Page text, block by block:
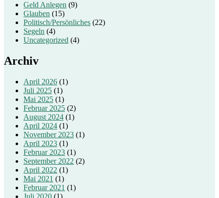
Geld Anlegen (9)
Glauben (15)
Politisch/Persönliches (22)
Segeln (4)
Uncategorized (4)
Archiv
April 2026 (1)
Juli 2025 (1)
Mai 2025 (1)
Februar 2025 (2)
August 2024 (1)
April 2024 (1)
November 2023 (1)
April 2023 (1)
Februar 2023 (1)
September 2022 (2)
April 2022 (1)
Mai 2021 (1)
Februar 2021 (1)
Juli 2020 (1)